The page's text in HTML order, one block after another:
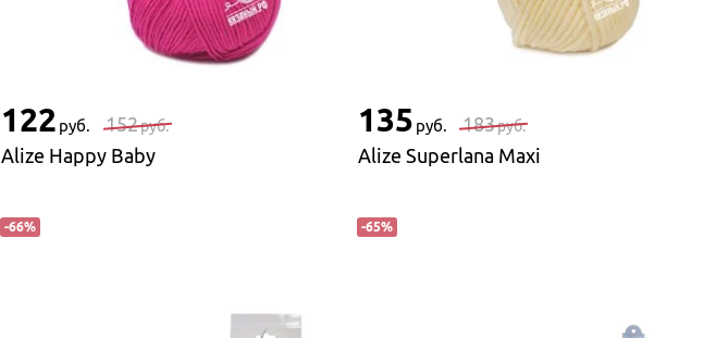
122 руб. 152руб.
Alize Happy Baby
135 руб. 183руб.
Alize Superlana Maxi
-66% -65%